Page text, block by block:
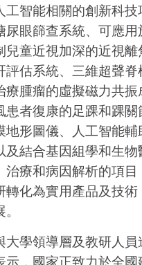
工智能相關的創新科技
尿眼篩查系統、可應用
兒童近視加深的近視
評估系統、三維超聲
療腫瘤的虛擬磁力共
者復康的足踝和踝關
地形圖儀、人工智能輔
及結合基因組學和生
治療和病因解析的項
轉化為實用產品及技術
大學領導層及教研人員
示，國家正致力於全